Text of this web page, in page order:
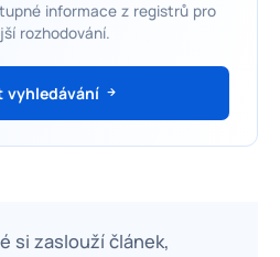
informace z registrů pro
rozhodování.
vyhledávání
si zaslouží článek,